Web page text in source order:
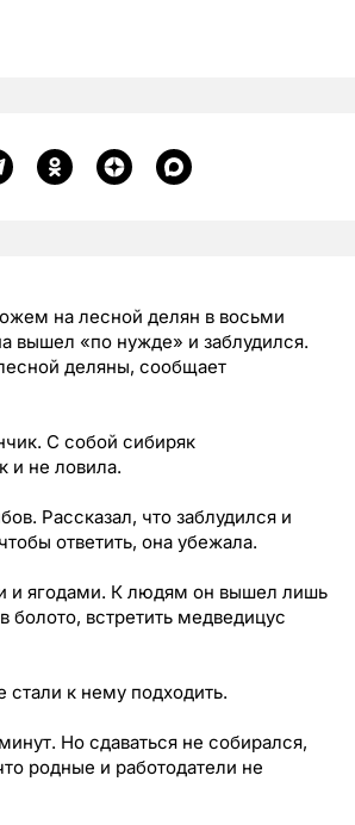
на лесной делян в восьми
вышел «по нужде» и заблудился.
деляны, сообщает
С собой сибиряк
и не ловила.
Рассказал, что заблудился и
ответить, она убежала.
и ягодами. К людям он вышел лишь
болото, встретить медведицус
стали к нему подходить.
Но сдаваться не собирался,
родные и работодатели не